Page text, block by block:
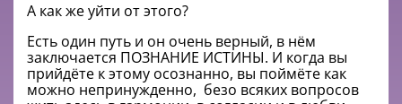
А как же уйти от этого?
Есть один путь и он очень верный, в нём
заключается ПОЗНАНИЕ ИСТИНЫ. И когда вы
прийдёте к этому осознанно, вы поймёте как
можно непринужденно, безо всяких вопросов